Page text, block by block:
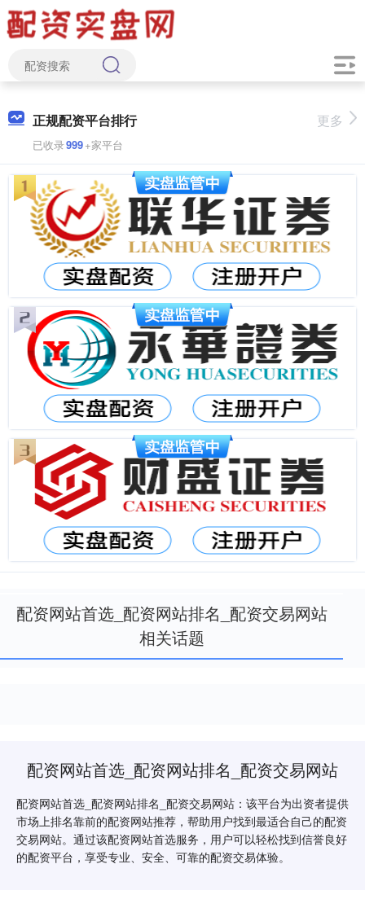
正规配资平台排行
已收录999+家平台
更多
配资网站首选_配资网站排名_配资交易网站
相关话题
配资网站首选_配资网站排名_配资交易网站
配资网站首选_配资网站排名_配资交易网站：该平台为出资者提供
市场上排名靠前的配资网站推荐，帮助用户找到最适合自己的配资
交易网站。通过该配资网站首选服务，用户可以轻松找到信誉良好
的配资平台，享受专业、安全、可靠的配资交易体验。